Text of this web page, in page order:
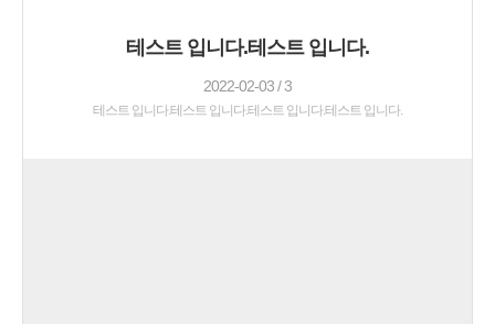
테스트 입니다.테스트 입니다.
2022-02-03 / 3
테스트 입니다.테스트 입니다.테스트 입니다.테스트 입니다.